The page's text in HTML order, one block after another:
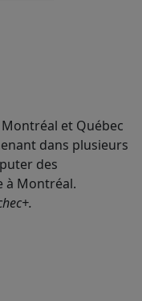
et Québec
dans plusieurs
des
à Montréal.